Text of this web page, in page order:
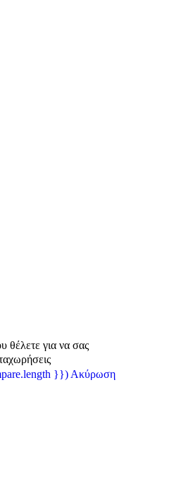
}}) Ακύρωση
θέλετε για να σας